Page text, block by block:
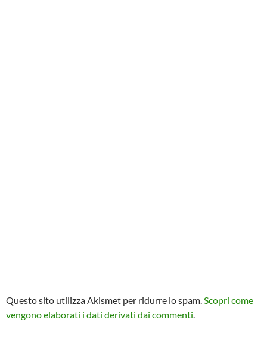
Questo sito utilizza Akismet per ridurre lo spam.Scopri come
vengono elaborati i dati derivati dai commenti.